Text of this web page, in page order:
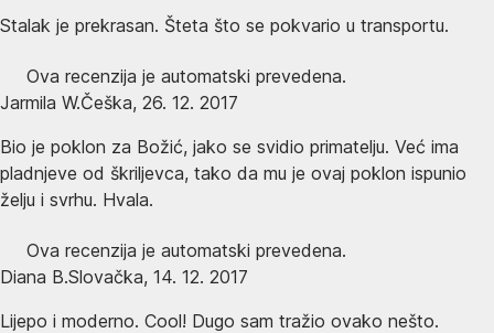
Stalak je prekrasan. Šteta što se pokvario u transportu.
Ova recenzija je automatski prevedena.
Jarmila W.Češka, 26. 12. 2017
Bio je poklon za Božić, jako se svidio primatelju. Već ima
pladnjeve od škriljevca, tako da mu je ovaj poklon ispunio
želju i svrhu. Hvala.
Ova recenzija je automatski prevedena.
Diana B.Slovačka, 14. 12. 2017
Lijepo i moderno. Cool! Dugo sam tražio ovako nešto.